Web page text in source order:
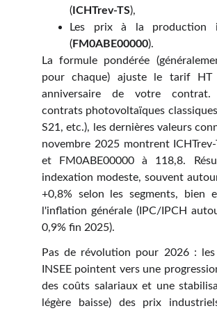
( ICHTrev-TS),
Les prix à la production
(FM0ABE00000).
La formule pondérée
pour chaque) ajuste le tarif
anniversaire de votre
contrats photovoltaïques
S21, etc.), les dernières valeurs
novembre 2025 montrent
et FM0ABE00000 à 118,8.
indexation modeste, souvent
+0,8% selon les segments, bien
l'inflation générale (IPC/IPCH
0,9% fin 2025).
Pas de révolution pour 2026 : les
INSEE pointent vers une
des coûts salariaux et une
légère baisse) des prix